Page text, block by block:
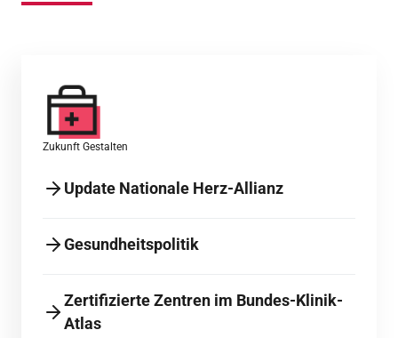
Zukunft Gestalten
Update Nationale Herz-Allianz
Gesundheitspolitik
Zertifizierte Zentren im Bundes-Klinik-
Atlas